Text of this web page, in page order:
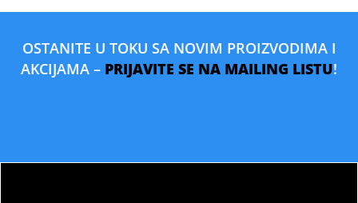
OSTANITE U TOKU SA NOVIM PROIZVODIMA I
AKCIJAMA – PRIJAVITE SE NA MAILING LISTU!